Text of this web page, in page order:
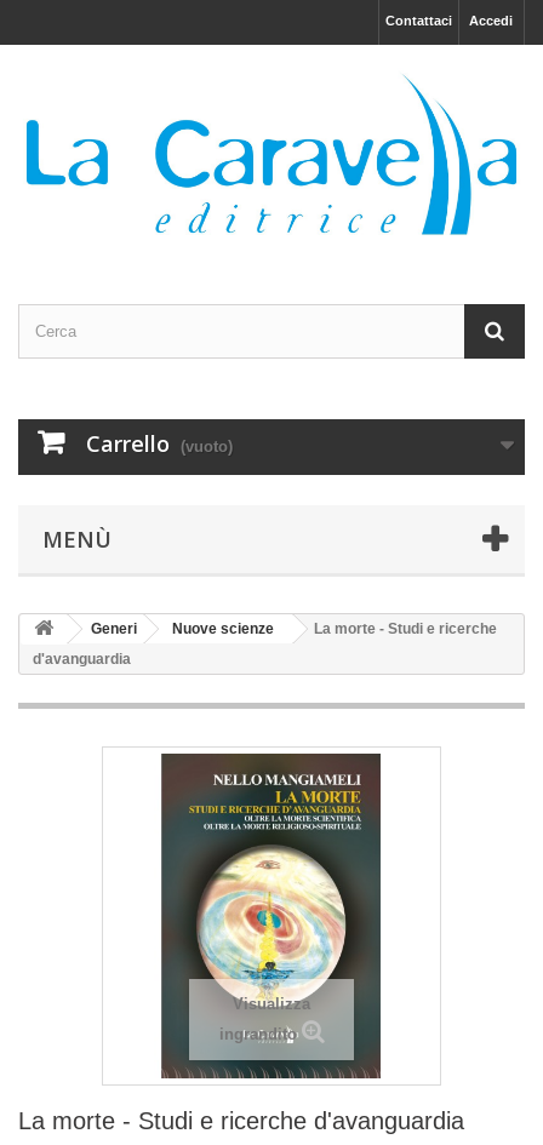
Accedi
Contattaci
Carrello (vuoto)
MENÙ
Generi Nuove scienze
La morte - Studi e ricerche
d'avanguardia
Visualizza
ingrandito
La morte - Studi e ricerche d'avanguardia